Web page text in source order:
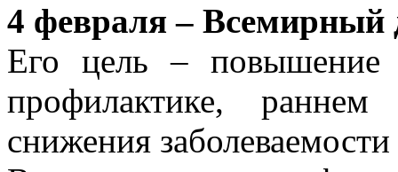
4 февраля – Всемирный
Его цель – повышение
профилактике,
снижения